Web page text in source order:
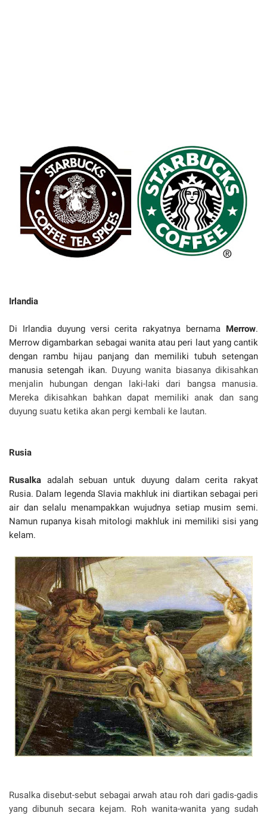
Irlandia
Di Irlandia duyung versi cerita rakyatnya bernama Merrow.
Merrow digambarkan sebagai wanita atau peri laut yang cantik
dengan rambu hijau panjang dan memiliki tubuh setengan
manusia setengah ikan. Duyung wanita biasanya dikisahkan
menjalin hubungan dengan laki-laki dari bangsa manusia.
Mereka dikisahkan bahkan dapat memiliki anak dan sang
duyung suatu ketika akan pergi kembali ke lautan.
Rusia
Rusalka adalah sebuan untuk duyung dalam cerita rakyat
Rusia. Dalam legenda Slavia makhluk ini diartikan sebagai peri
air dan selalu menampakkan wujudnya setiap musim semi.
Namun rupanya kisah mitologi makhluk ini memiliki sisi yang
kelam.
Rusalka disebut-sebut sebagai arwah atau roh dari gadis-gadis
yang dibunuh secara kejam. Roh wanita-wanita yang sudah